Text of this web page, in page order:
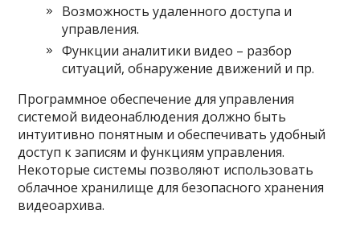
Возможность удаленного доступа и
управления.
Функции аналитики видео – разбор
ситуаций, обнаружение движений и пр.
Программное обеспечение для управления
системой видеонаблюдения должно быть
интуитивно понятным и обеспечивать удобный
доступ к записям и функциям управления.
Некоторые системы позволяют использовать
облачное хранилище для безопасного хранения
видеоархива.